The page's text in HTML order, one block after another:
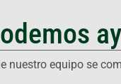
nuestro equipo se